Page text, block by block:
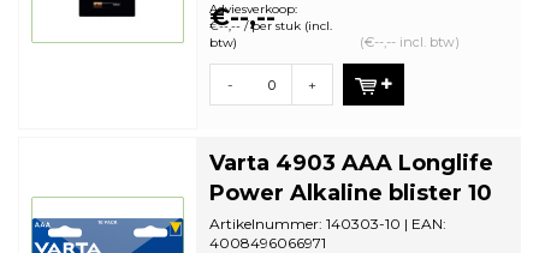
€--,--
Adviesverkoop:
€--,-- / per stuk (incl.
btw)
(€--,-- incl. btw)
- +
Varta 4903 AAA Longlife
Power Alkaline blister 10
Artikelnummer: 140303-10 | EAN:
4008496066971